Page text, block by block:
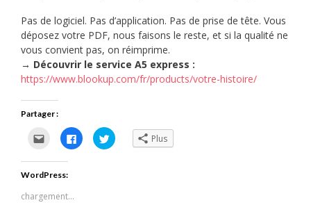
Pas de logiciel. Pas d’application. Pas de prise de tête. Vous
déposez votre PDF, nous faisons le reste, et si la qualité ne
vous convient pas, on réimprime.
→ Découvrir le service A5 express :
https://www.blookup.com/fr/products/votre-histoire/
Partager :
Cliquez
pour
envoyer
par
e-
mail
un
ami(ouvre
Cliquez
pour
partager
Cliquez
pour Plus
WordPress:
chargement…